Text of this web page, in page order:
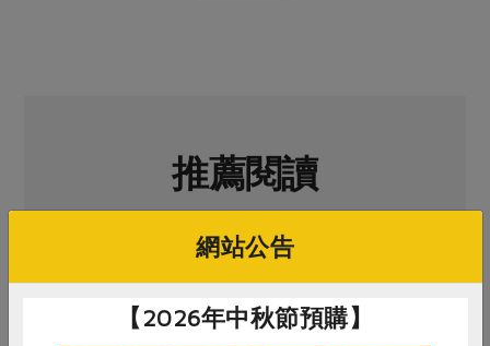
推薦閱讀
網站公告
【2026年中秋節預購】